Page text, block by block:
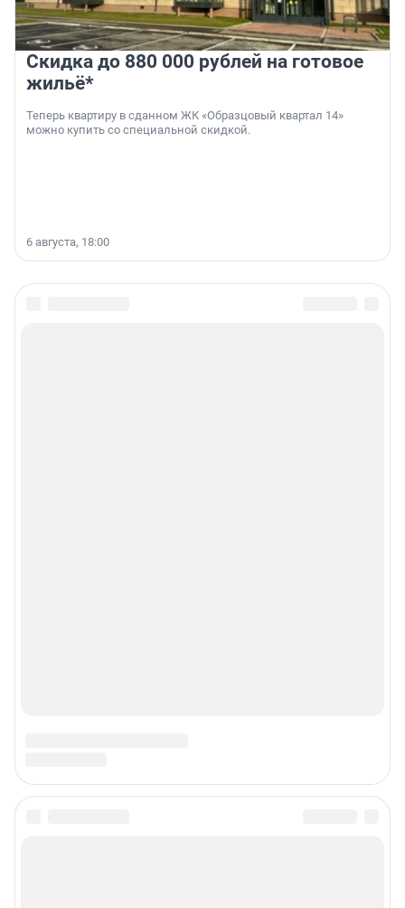
Скидка до 880 000 рублей на готовое
жильё*
Теперь квартиру в сданном ЖК «Образцовый квартал 14»
можно купить со специальной скидкой.
6 августа, 18:00